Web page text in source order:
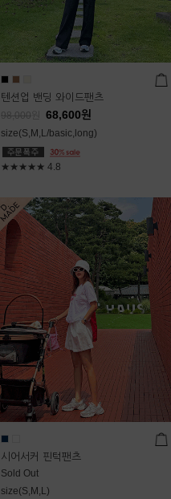
텐션업 밴딩 와이드팬츠
98,000 68,600원
size(S,M,L/basic,long)
★★★★★ 4.8
시어서커 핀턱팬츠
Sold Out
size(S,M,L)